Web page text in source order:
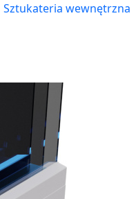
Sztukateria wewnętrzna